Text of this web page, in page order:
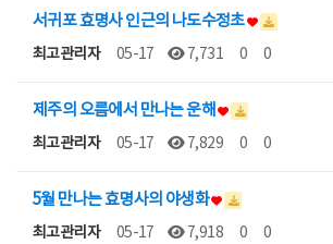
서귀포 효명사 인근의 나도수정초
최고관리자 05-17 7,731 0 0
제주의 오름에서 만나는 운해
최고관리자 05-17 7,829 0 0
5월 만나는 효명사의 야생화
최고관리자 05-17 7,918 0 0